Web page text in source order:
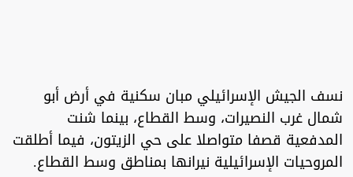
نسف الجيش الإسرائيلي مبان سكنية في أرض أبو
شمال غرب النصيرات، وسط القطاع، بينما شنت
المدفعية قصفا متواصلا على حي الزيتون، فيما أطلقت
المروحيات الإسرائيلية نيرانها بمناطق وسط القطاع.